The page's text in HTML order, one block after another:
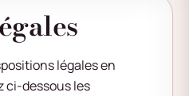
légales en
ci-dessous les